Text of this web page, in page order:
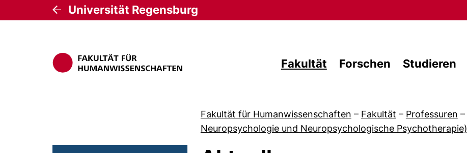
Universität Regensburg
Fakultät Forschen Studieren
Fakultät für Humanwissenschaften – Fakultät – Professuren –
Neuropsychologie und Neuropsychologische Psychotherapie)